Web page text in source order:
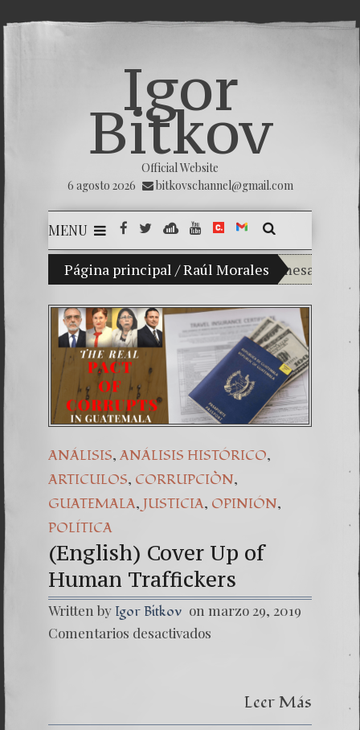
Igor
Bitkov
Official Website
6 agosto 2026
bitkovschannel@gmail.com
MENU
Página principal /Raúl Morales
Mi hijo Vladimir Bitkov, una promesa del tenis
¿Cómo el
El Día de la
Una señal
7.
ANÁLISIS, ANÁLISIS HISTÓRICO,
ARTICULOS, CORRUPCIÒN,
GUATEMALA, JUSTICIA, OPINIÓN,
POLÍTICA
(English) Cover Up of
Human Traffickers
Written by Igor Bitkov on marzo 29, 2019
Comentarios desactivados
Human
Leer Más